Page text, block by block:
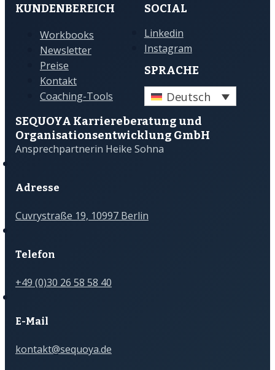
KUNDENBEREICH
Workbooks
Newsletter
Preise
Kontakt
Coaching-Tools
SOCIAL
Linkedin
Instagram
SPRACHE
Deutsch
SEQUOYA Karriere­­beratung und
Organisations­­entwicklung GmbH
Ansprechpartnerin Heike Sohna
Adresse
Cuvrystraße 19, 10997 Berlin
Telefon
+49 (0)30 26 58 58 40
E-Mail
kontakt@sequoya.de